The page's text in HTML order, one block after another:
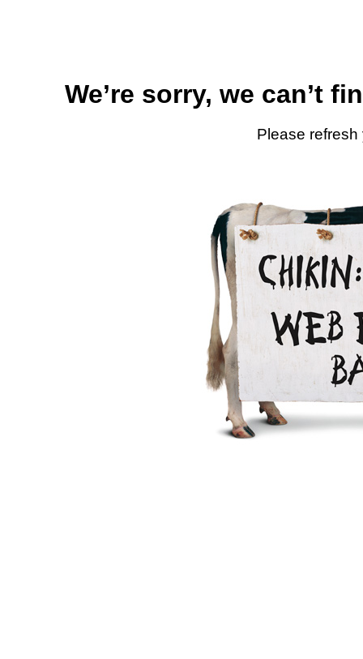
We’re sorry, we can’t
Please refresh